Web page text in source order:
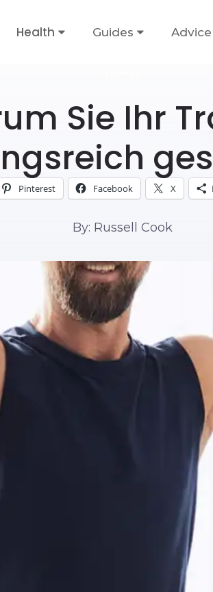
Health Guides Advice
Sie Ihr
Pinterest Facebook X
By: Russell Cook